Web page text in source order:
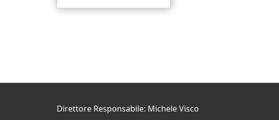
Direttore Responsabile: Michele Visco